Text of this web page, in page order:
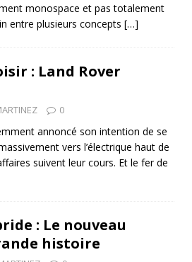
monospace et pas totalement
entre plusieurs concepts […]
: Land Rover
0
annoncé son intention de se
vers l’électrique haut de
suivent leur cours. Et le fer de
: Le nouveau
histoire